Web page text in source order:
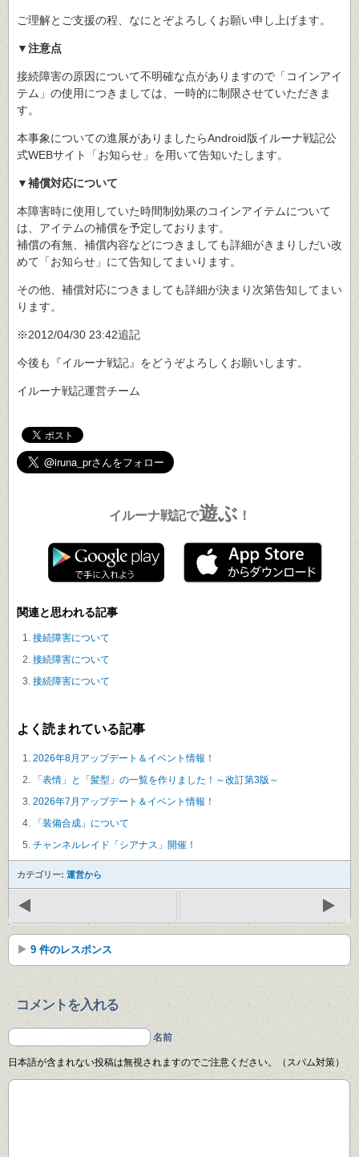
ご理解とご支援の程、なにとぞよろしくお願い申し上げます。
▼注意点
接続障害の原因について不明確な点がありますので「コインアイ
テム」の使用につきましては、一時的に制限させていただきま
す。
本事象についての進展がありましたらAndroid版イルーナ戦記公
式WEBサイト「お知らせ」を用いて告知いたします。
▼補償対応について
本障害時に使用していた時間制効果のコインアイテムについて
は、アイテムの補償を予定しております。
補償の有無、補償内容などにつきましても詳細がきまりしだい改
めて「お知らせ」にて告知してまいります。
その他、補償対応につきましても詳細が決まり次第告知してまい
ります。
※2012/04/30 23:42追記
今後も『イルーナ戦記』をどうぞよろしくお願いします。
イルーナ戦記運営チーム
イルーナ戦記で遊ぶ ！
関連と思われる記事
接続障害について
接続障害について
接続障害について
よく読まれている記事
2026年8月アップデート＆イベント情報！
「表情」と「髪型」の一覧を作りました！～改訂第3版～
2026年7月アップデート＆イベント情報！
「装備合成」について
チャンネルレイド「シアナス」開催！
カテゴリー: 運営から
9 件のレスポンス
コメントを入れる
名前
日本語が含まれない投稿は無視されますのでご注意ください。（スパム対策）